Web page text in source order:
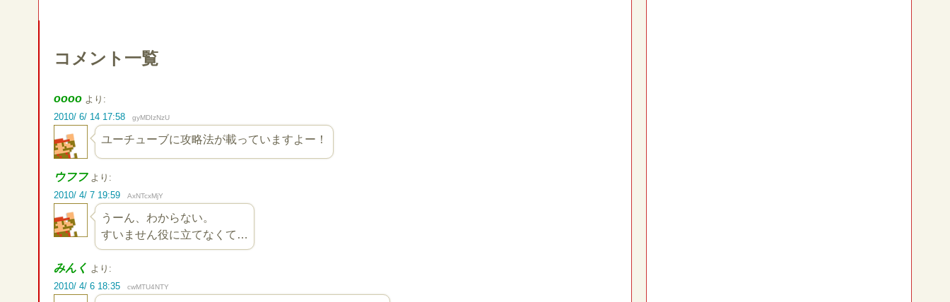
コメント一覧
oooo より:
2010/ 6/ 14 17:58
gyMDIzNzU
ユーチューブに攻略法が載っていますよー！
ウフフ より:
2010/ 4/ 7 19:59
AxNTcxMjY
うーん、わからない。
すいません役に立てなくて…
みんく より:
2010/ 4/ 6 18:35
cwMTU4NTY